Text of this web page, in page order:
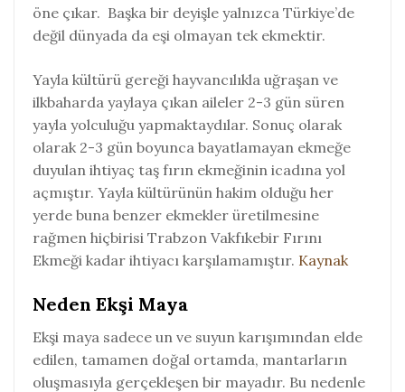
öne çıkar. Başka bir deyişle yalnızca Türkiye’de
değil dünyada da eşi olmayan tek ekmektir.
Yayla kültürü gereği hayvancılıkla uğraşan ve
ilkbaharda yaylaya çıkan aileler 2-3 gün süren
yayla yolculuğu yapmaktaydılar. Sonuç olarak
olarak 2-3 gün boyunca bayatlamayan ekmeğe
duyulan ihtiyaç taş fırın ekmeğinin icadına yol
açmıştır. Yayla kültürünün hakim olduğu her
yerde buna benzer ekmekler üretilmesine
rağmen hiçbirisi Trabzon Vakfıkebir Fırını
Ekmeği kadar ihtiyacı karşılamamıştır. Kaynak
Neden Ekşi Maya
Ekşi maya sadece un ve suyun karışımından elde
edilen, tamamen doğal ortamda, mantarların
oluşmasıyla gerçekleşen bir mayadır. Bu nedenle